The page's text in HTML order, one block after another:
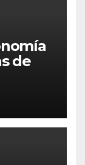
de